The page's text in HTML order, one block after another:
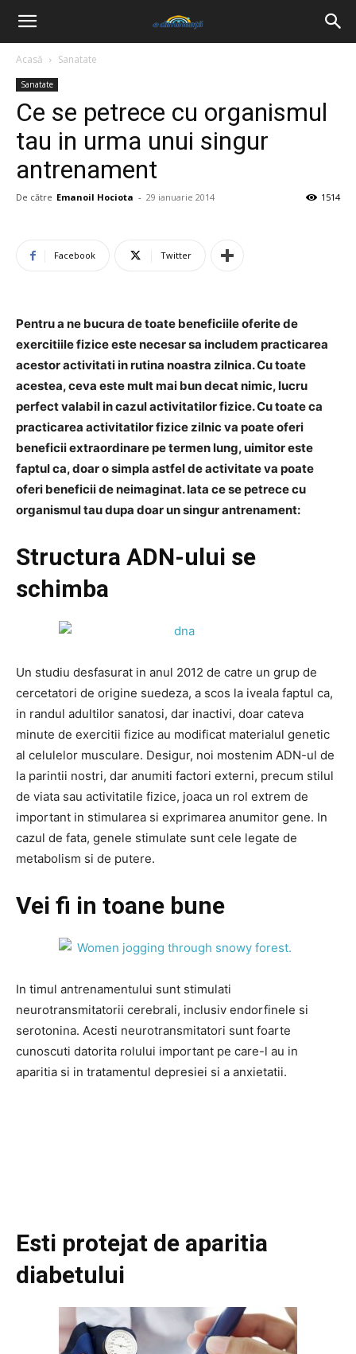
Acasă Sanatate
Sanatate
Ce se petrece cu organismul
tau in urma unui singur
antrenament
De către Emanoil Hociota - 29 ianuarie 2014 1514
Facebook Twitter
Pentru a ne bucura de toate beneficiile oferite de
exercitiile fizice este necesar sa includem practicarea
acestor activitati in rutina noastra zilnica. Cu toate
acestea, ceva este mult mai bun decat nimic, lucru
perfect valabil in cazul activitatilor fizice. Cu toate ca
practicarea activitatilor fizice zilnic va poate oferi
beneficii extraordinare pe termen lung, uimitor este
faptul ca, doar o simpla astfel de activitate va poate
oferi beneficii de neimaginat. Iata ce se petrece cu
organismul tau dupa doar un singur antrenament:
Structura ADN-ului se
schimba
Un studiu desfasurat in anul 2012 de catre un grup de
cercetatori de origine suedeza, a scos la iveala faptul ca,
in randul adultilor sanatosi, dar inactivi, doar cateva
minute de exercitii fizice au modificat materialul genetic
al celulelor musculare. Desigur, noi mostenim ADN-ul de
la parintii nostri, dar anumiti factori externi, precum stilul
de viata sau activitatile fizice, joaca un rol extrem de
important in stimularea si exprimarea anumitor gene. In
cazul de fata, genele stimulate sunt cele legate de
metabolism si de putere.
Vei fi in toane bune
In timul antrenamentului sunt stimulati
neurotransmitatorii cerebrali, inclusiv endorfinele si
serotonina. Acesti neurotransmitatori sunt foarte
cunoscuti datorita rolului important pe care-l au in
aparitia si in tratamentul depresiei si a anxietatii.
Esti protejat de aparitia
diabetului